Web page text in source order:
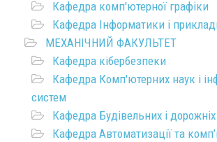
Кафедра комп'ютерної графіки
Кафедра Інформатики і
МЕХАНІЧНИЙ ФАКУЛЬТЕТ
Кафедра кібербезпеки
Кафедра Комп'ютерних наук і
систем
Кафедра Будівельних і
Кафедра Автоматизації та